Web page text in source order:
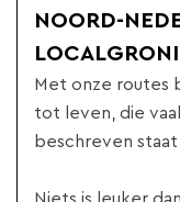
NOORD-
Met onze routes
tot leven, die
beschreven